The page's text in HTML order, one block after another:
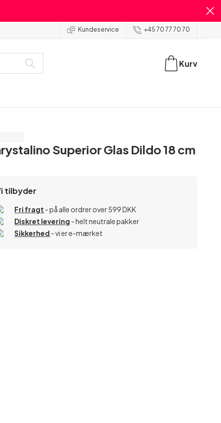
Kundeservice +45 70 77 70 70
Kurv
Superior Glas Dildo 18 cm
tilbyder
Fri fragt - på alle ordrer over 599 DKK
Diskret levering - helt neutrale pakker
Sikkerhed - vi er e-mærket